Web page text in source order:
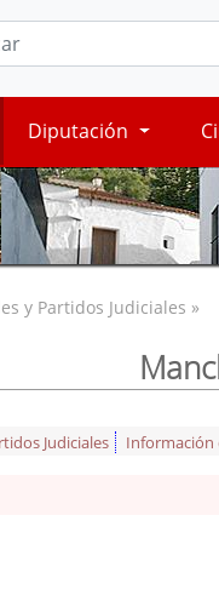
Diputación
y Partidos Judiciales »
Judiciales Información